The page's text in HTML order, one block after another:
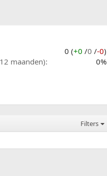
0 (+0 /0 /-0)
maanden)
0%
Filters